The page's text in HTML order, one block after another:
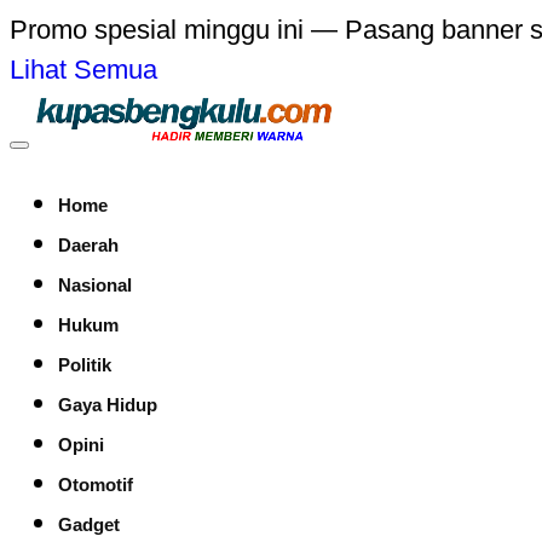
Promo spesial minggu ini — Pasang banner
Lihat Semua
Home
Daerah
Nasional
Hukum
Politik
Gaya Hidup
Opini
Otomotif
Gadget